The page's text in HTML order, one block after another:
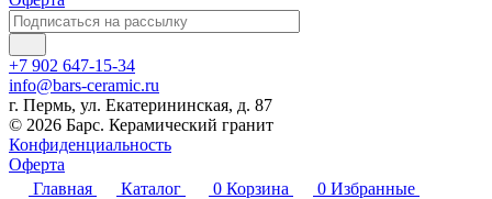
+7 902 647-15-34
info@bars-ceramic.ru
г. Пермь, ул. Екатерининская, д. 87
© 2026 Барс. Керамический гранит
Конфиденциальность
Оферта
Главная
Каталог 0 Корзина 0 Избранные